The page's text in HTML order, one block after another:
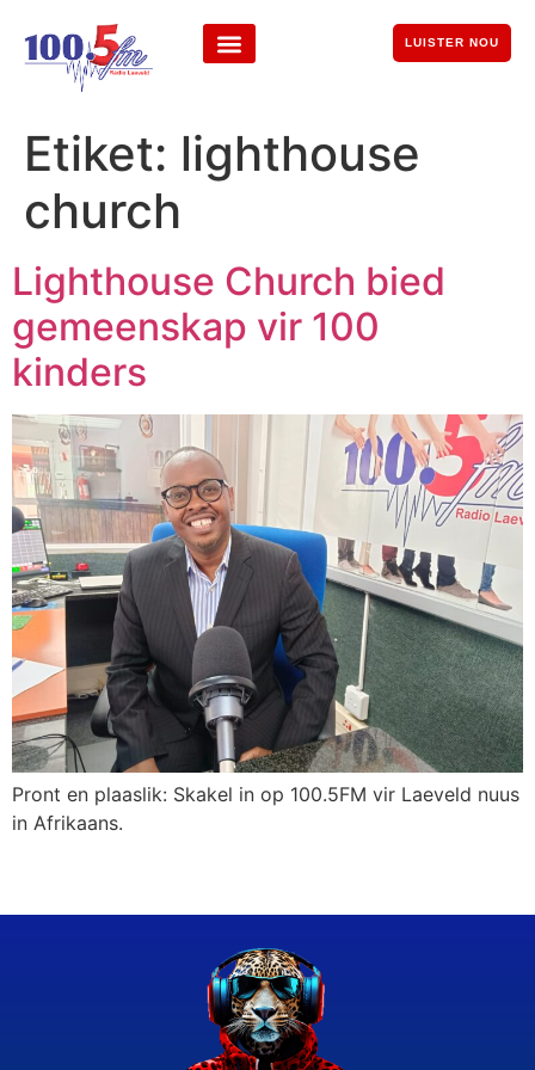
LUISTER NOU
Etiket: lighthouse
church
Lighthouse Church bied
gemeenskap vir 100
kinders
Pront en plaaslik: Skakel in op 100.5FM vir Laeveld nuus
in Afrikaans.